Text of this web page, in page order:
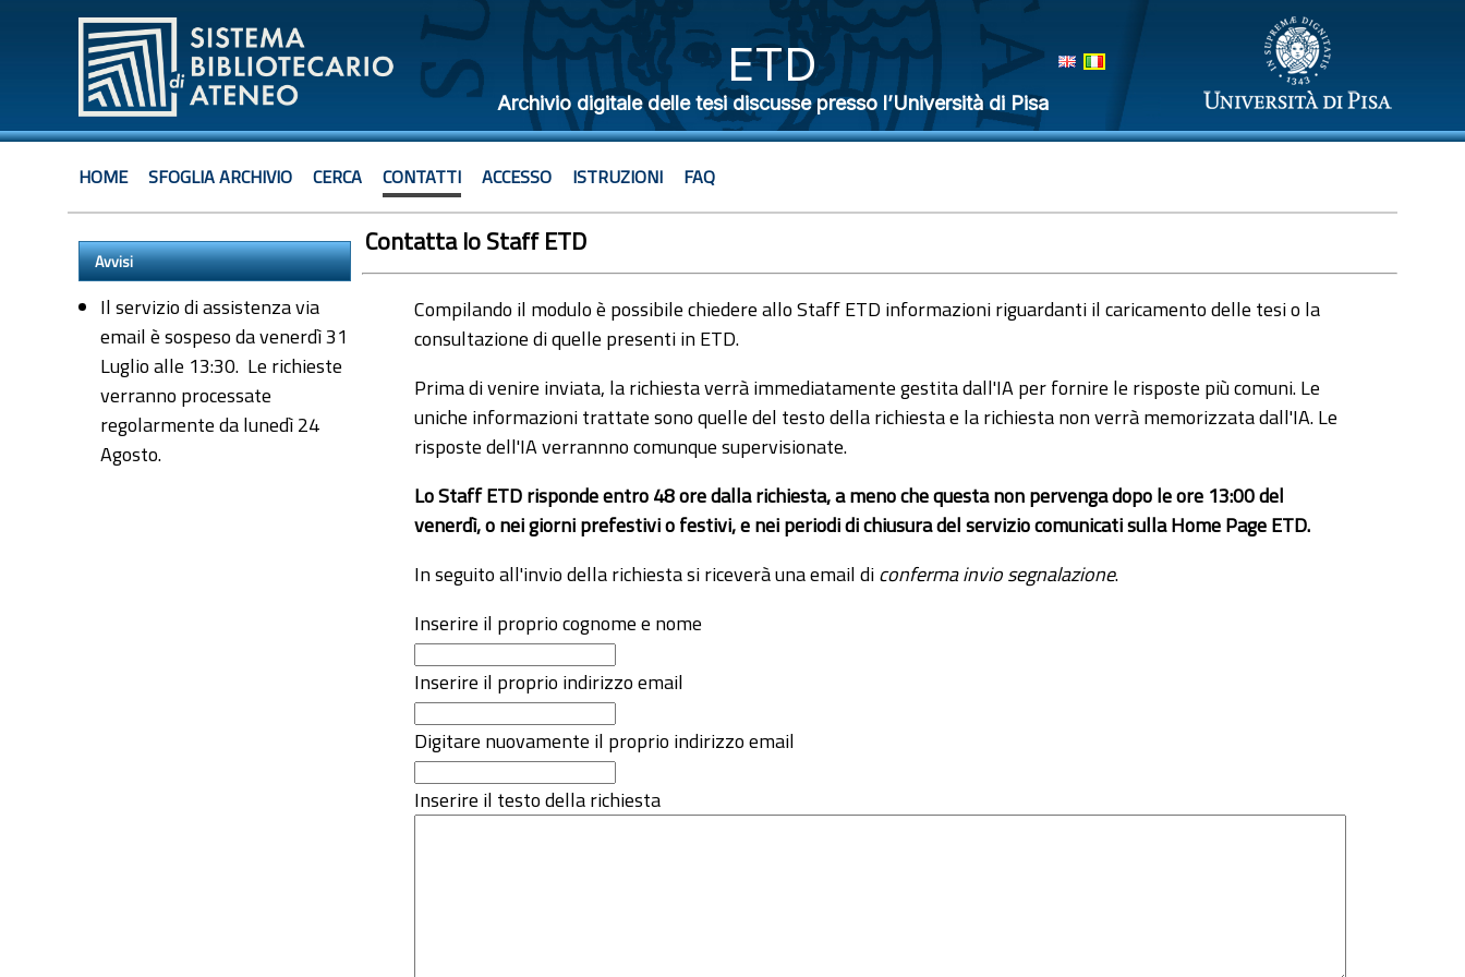
ETD
Archivio digitale delle tesi discusse presso l’Università di Pisa
HOME SFOGLIA ARCHIVIO CERCA CONTATTI ACCESSO ISTRUZIONI FAQ
Avvisi
Il servizio di assistenza via
email è sospeso da venerdì 31
Luglio alle 13:30. Le richieste
verranno processate
regolarmente da lunedì 24
Agosto.
Contatta lo Staff ETD
Compilando il modulo è possibile chiedere allo Staff ETD informazioni riguardanti il caricamento delle tesi o la
consultazione di quelle presenti in ETD.
Prima di venire inviata, la richiesta verrà immediatamente gestita dall'IA per fornire le risposte più comuni. Le
uniche informazioni trattate sono quelle del testo della richiesta e la richiesta non verrà memorizzata dall'IA. Le
risposte dell'IA verrannno comunque supervisionate.
Lo Staff ETD risponde entro 48 ore dalla richiesta, a meno che questa non pervenga dopo le ore 13:00 del
venerdì, o nei giorni prefestivi o festivi, e nei periodi di chiusura del servizio comunicati sulla Home Page ETD.
In seguito all'invio della richiesta si riceverà una email diconferma invio segnalazione.
Inserire il proprio cognome e nome
Inserire il proprio indirizzo email
Digitare nuovamente il proprio indirizzo email
Inserire il testo della richiesta